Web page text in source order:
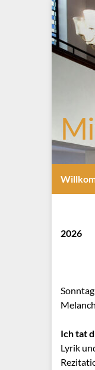
2026
Ich tat
Lyrik